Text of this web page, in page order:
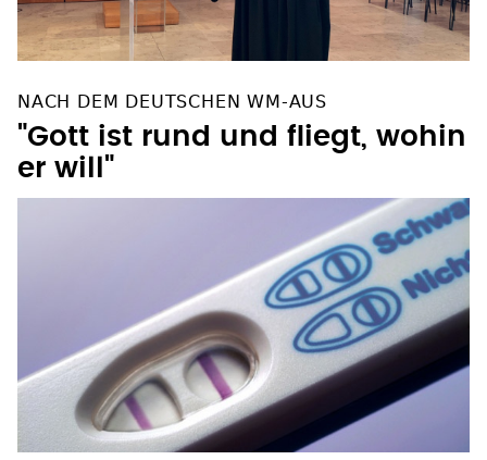
NACH DEM DEUTSCHEN WM-AUS
"Gott ist rund und fliegt, wohin
er will"